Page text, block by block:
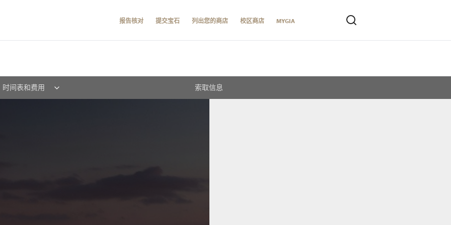
报告核对 提交宝石 列出您的商店 校区商店 MYGIA
时间表和费用 索取信息